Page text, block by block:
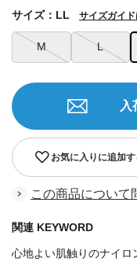
M L
サイズ：LL サイズガイ
お気に入りに追加す
入
この商品について
関連 KEYWORD
心地よい肌触りのナイロ